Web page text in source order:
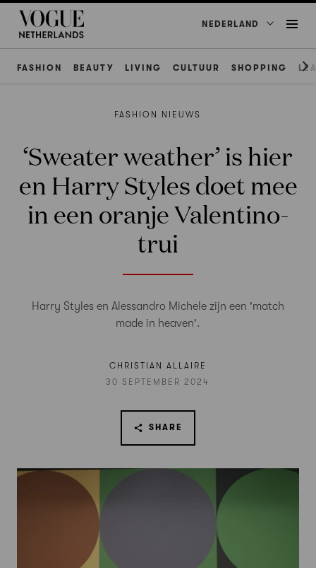
NEDERLAND
FASHION BEAUTY LIVING CULTUUR SHOPPING
FASHION NIEUWS
‘Sweater weather’ is hier
en Harry Styles doet mee
in een oranje Valentino-
trui
Harry Styles en Alessandro Michele zijn een 'match
made in heaven'.
CHRISTIAN ALLAIRE
30 SEPTEMBER 2024
SHARE